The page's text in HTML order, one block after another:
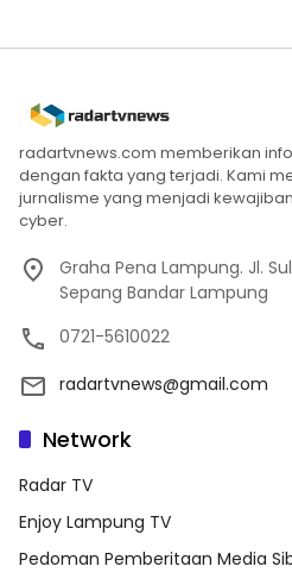
radartvnews.com memberikan
dengan fakta yang terjadi. Kami
jurnalisme yang menjadi
cyber.
Graha Pena Lampung. Jl.
Sepang Bandar Lampung
0721-5610022
radartvnews@gmail.com
Network
Radar TV
Enjoy Lampung TV
Pedoman Pemberitaan Media